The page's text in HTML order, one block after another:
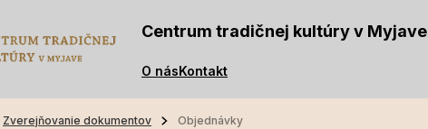
Centrum tradičnej kultúry v Myjave
O násKontakt
Zverejňovanie dokumentov Objednávky